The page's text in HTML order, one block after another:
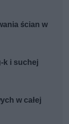
ścian w
k i suchej
w całej